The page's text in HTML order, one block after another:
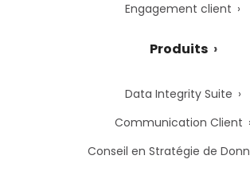
Engagement client
Produits
Data Integrity Suite
Communication Client
Conseil en Stratégie de